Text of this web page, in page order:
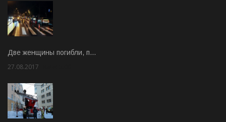
Две женщины погибли, п…
27.08.2017